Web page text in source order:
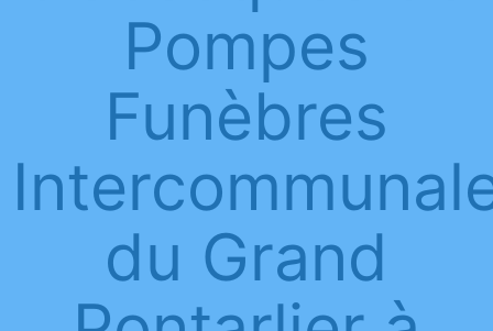
Pompes
Funèbres
du Grand